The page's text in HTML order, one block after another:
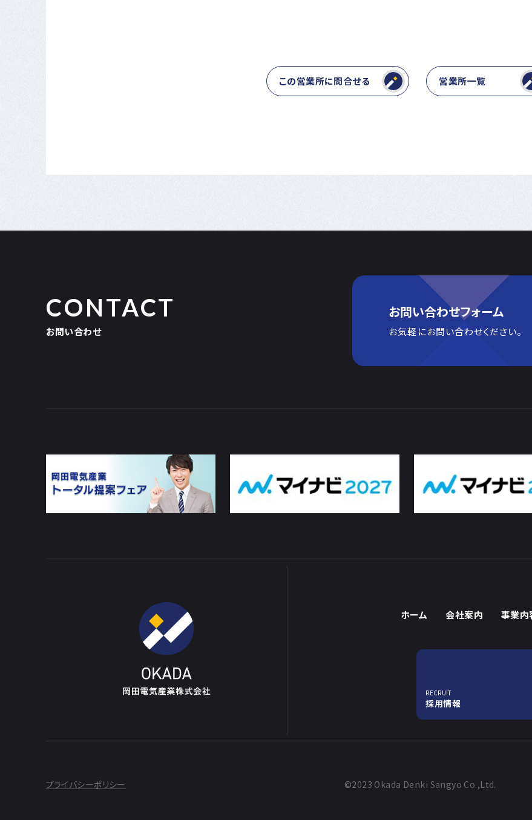
この営業所に問合せる 営業所一覧
CONTACT
お問い合わせ
お問い合わせフォーム
お気軽にお問い合わせください。
ホーム 会社案内 事業内
RECRUIT
採用情報
プライバシーポリシー ©2023 Okada Denki Sangyo Co.,Ltd.